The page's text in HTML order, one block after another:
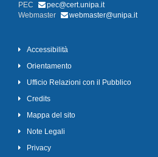
PEC
pec@cert.unipa.it
Webmaster
webmaster@unipa.it
Accessibilità
Orientamento
Ufficio Relazioni con il Pubblico
Credits
Mappa del sito
Note Legali
Privacy